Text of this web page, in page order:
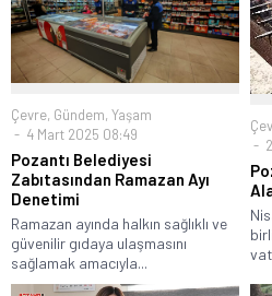
Çevre, Gündem, Yaşam
4 Mart 2025 08:49
Pozantı Belediyesi
Zabıtasından Ramazan Ayı
Denetimi
Ramazan ayında halkın sağlıklı ve
güvenilir gıdaya ulaşmasını
sağlamak amacıyla...